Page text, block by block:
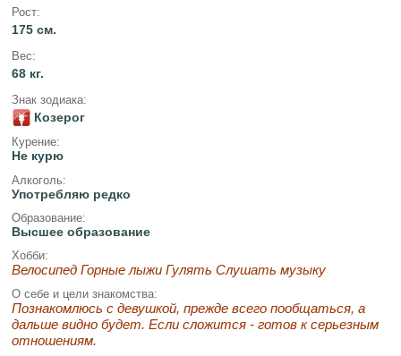
Рост:
175 см.
Вес:
68 кг.
Знак зодиака:
Козерог
Курение:
Не курю
Алкоголь:
Употребляю редко
Образование:
Высшее образование
Хобби:
Велосипед Горные лыжи Гулять Слушать музыку
О себе и цели знакомства:
Познакомлюсь с девушкой, прежде всего пообщаться, а
дальше видно будет. Если сложится - готов к серьезным
отношениям.